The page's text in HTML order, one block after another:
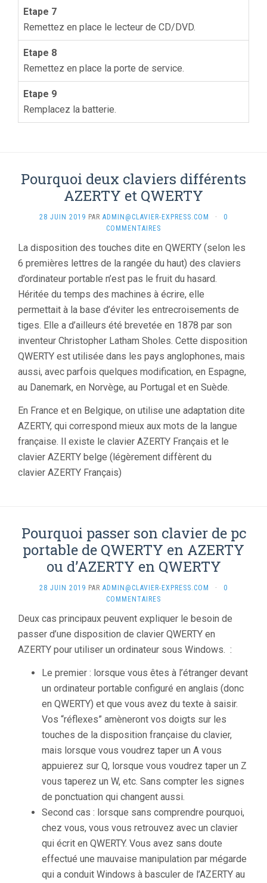
Etape 7
Remettez en place le lecteur de CD/DVD.
Etape 8
Remettez en place la porte de service.
Etape 9
Remplacez la batterie.
Pourquoi deux claviers différents
AZERTY et QWERTY
28 JUIN 2019 PAR ADMIN@CLAVIER-EXPRESS.COM ·
0
COMMENTAIRES
La disposition des touches dite en QWERTY (selon les
6 premières lettres de la rangée du haut) des claviers
d’ordinateur portable n’est pas le fruit du hasard.
Héritée du temps des machines à écrire, elle
permettait à la base d’éviter les entrecroisements de
tiges. Elle a d’ailleurs été brevetée en 1878 par son
inventeur Christopher Latham Sholes. Cette disposition
QWERTY est utilisée dans les pays anglophones, mais
aussi, avec parfois quelques modification, en Espagne,
au Danemark, en Norvège, au Portugal et en Suède.
En France et en Belgique, on utilise une adaptation dite
AZERTY, qui correspond mieux aux mots de la langue
française. Il existe le clavier AZERTY Français et le
clavier AZERTY belge (légèrement diffèrent du
clavier AZERTY Français)
Pourquoi passer son clavier de pc
portable de QWERTY en AZERTY
ou d’AZERTY en QWERTY
28 JUIN 2019 PAR ADMIN@CLAVIER-EXPRESS.COM ·
0
COMMENTAIRES
Deux cas principaux peuvent expliquer le besoin de
passer d’une disposition de clavier QWERTY en
AZERTY pour utiliser un ordinateur sous Windows. :
Le premier : lorsque vous êtes à l’étranger devant
un ordinateur portable configuré en anglais (donc
en QWERTY) et que vous avez du texte à saisir.
Vos “réflexes” amèneront vos doigts sur les
touches de la disposition française du clavier,
mais lorsque vous voudrez taper un A vous
appuierez sur Q, lorsque vous voudrez taper un Z
vous taperez un W, etc. Sans compter les signes
de ponctuation qui changent aussi.
Second cas : lorsque sans comprendre pourquoi,
chez vous, vous vous retrouvez avec un clavier
qui écrit en QWERTY. Vous avez sans doute
effectué une mauvaise manipulation par mégarde
qui a conduit Windows à basculer de l’AZERTY au